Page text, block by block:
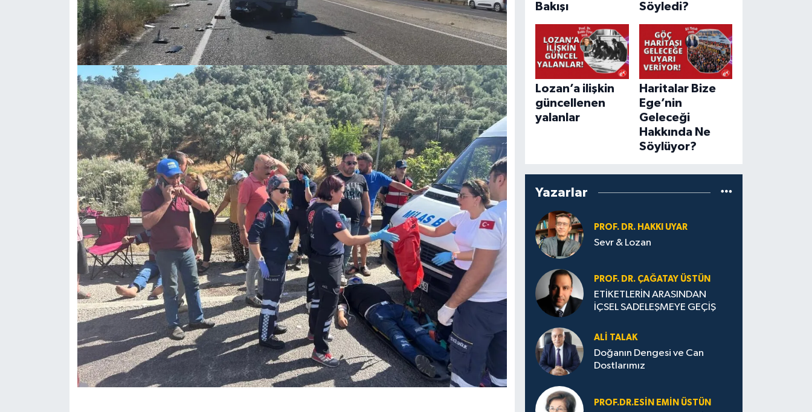
Bakışı
Söyledi?
Lozan’a ilişkin
güncellenen
yalanlar
Haritalar Bize
Ege’nin
Geleceği
Hakkında Ne
Söylüyor?
Yazarlar
PROF. DR. HAKKI UYAR
Sevr & Lozan
PROF. DR. ÇAĞATAY ÜSTÜN
ETİKETLERİN ARASINDAN
İÇSEL SADELEŞMEYE GEÇİŞ
ALI TALAK
Doğanın Dengesi ve Can
Dostlarımız
PROF.DR.ESIN EMIN ÜSTÜN